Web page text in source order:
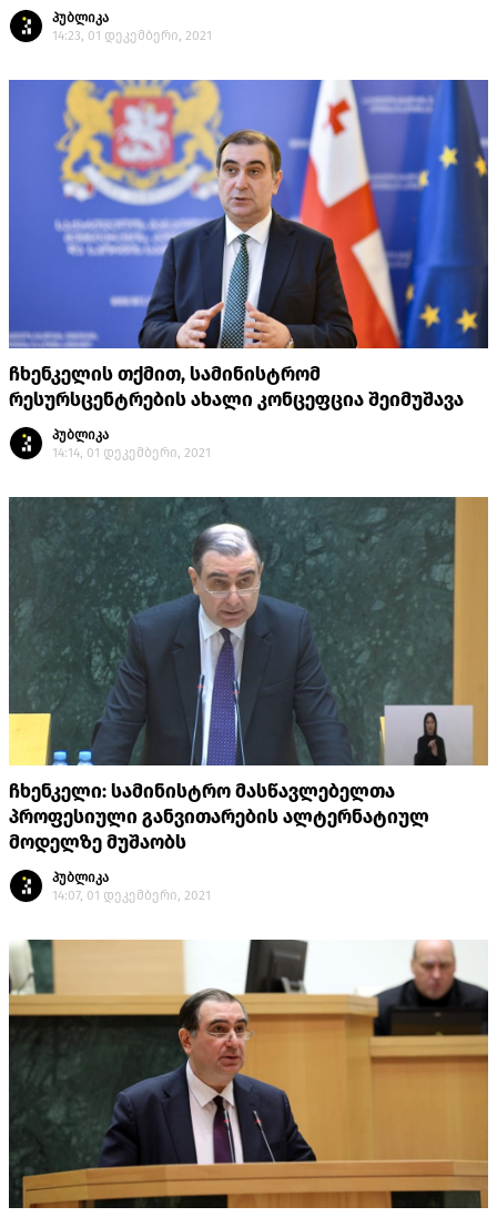
პუბლიკა
14:23, 01 დეკემბერი, 2021
ჩხენკელის თქმით, სამინისტრომ
რესურსცენტრების ახალი კონცეფცია შეიმუშავა
პუბლიკა
14:14, 01 დეკემბერი, 2021
ჩხენკელი: სამინისტრო მასწავლებელთა
პროფესიული განვითარების ალტერნატიულ
მოდელზე მუშაობს
პუბლიკა
14:07, 01 დეკემბერი, 2021